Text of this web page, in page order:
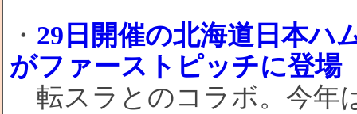
・ 29日開催の北海道日本ハ
がファーストピッチに登場
転スラとのコラボ。今年